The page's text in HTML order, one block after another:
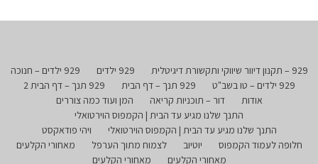
929 – תקנון דיוור שיווקי ותקשורת דיגיטלית 929 ילדים
929 ילדים – חנוכה
929 ילדים – טו בשב"ט
929 תנך – דף הבית
929 תנך – דף הבית 2
אודות
דור – תוכניות קריאה
המן ועוד כמה צוררים
התנך שלנו מגיע עד הבית | הקמפוס הוירטואלי
התנך שלנו מגיע עד הבית | הקמפוס הוירטואלי
ויהי פודאקסט
חלופה לעמוד הקמפוס
יוטיוב לצמוח מתוך הערפל
מאחורי הקלעים
מאחורי הקלעים
מאחורי הקלעים